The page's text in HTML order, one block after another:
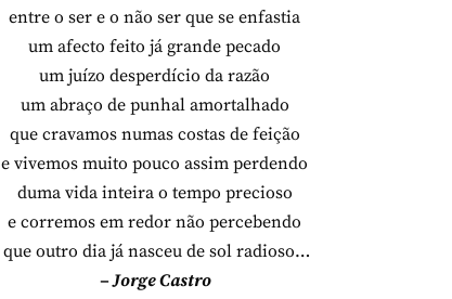
entre o ser e o não ser que se enfastia
um afecto feito já grande pecado
um juízo desperdício da razão
um abraço de punhal amortalhado
que cravamos numas costas de feição
e vivemos muito pouco assim perdendo
duma vida inteira o tempo precioso
e corremos em redor não percebendo
que outro dia já nasceu de sol radioso…
– Jorge Castro